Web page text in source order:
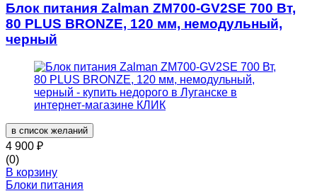
Блок питания Zalman ZM700-GV2SE 700 Вт,
80 PLUS BRONZE, 120 мм, немодульный,
черный
в список желаний
4 900 ₽
(0)
В корзину
Блоки питания